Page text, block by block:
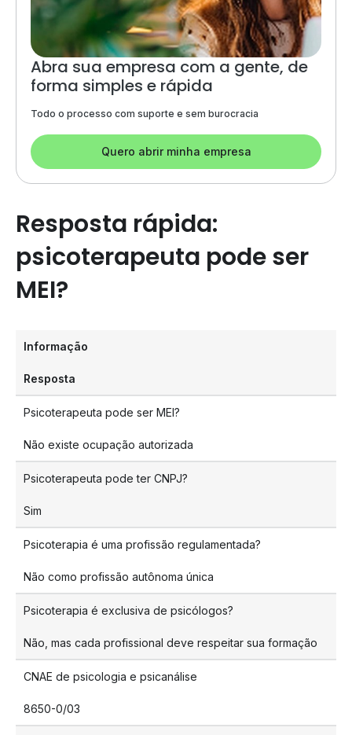
Abra sua empresa com a gente, de
forma simples e rápida
Todo o processo com suporte e sem burocracia
Quero abrir minha empresa
Resposta rápida:
psicoterapeuta pode ser
MEI?
Informação
Resposta
Psicoterapeuta pode ser MEI?
Não existe ocupação autorizada
Psicoterapeuta pode ter CNPJ?
Sim
Psicoterapia é uma profissão regulamentada?
Não como profissão autônoma única
Psicoterapia é exclusiva de psicólogos?
Não, mas cada profissional deve respeitar sua formação
CNAE de psicologia e psicanálise
8650-0/03